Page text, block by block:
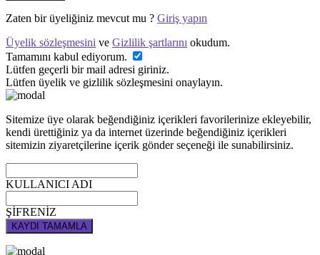
Zaten bir üyeliğiniz mevcut mu ? Giriş yapın
Üyelik sözleşmesini ve Gizlilik şartlarını okudum.
Tamamını kabul ediyorum.
Lütfen geçerli bir mail adresi giriniz.
Lütfen üyelik ve gizlilik sözleşmesini onaylayın.
Sitemize üye olarak beğendiğiniz içerikleri favorilerinize ekleyebilir,
kendi ürettiğiniz ya da internet üzerinde beğendiğiniz içerikleri
sitemizin ziyaretçilerine içerik gönder seçeneği ile sunabilirsiniz.
KULLANICI ADI
ŞİFRENİZ
KAYDI TAMAMLA